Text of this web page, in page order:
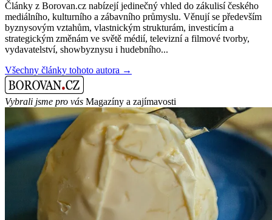
Články z Borovan.cz nabízejí jedinečný vhled do zákulisí českého
mediálního, kulturního a zábavního průmyslu. Věnují se především
byznysovým vztahům, vlastnickým strukturám, investicím a
strategickým změnám ve světě médií, televizní a filmové tvorby,
vydavatelství, showbyznysu i hudebního...
Všechny články tohoto autora →
Vybrali jsme pro vás Magazíny a zajímavosti